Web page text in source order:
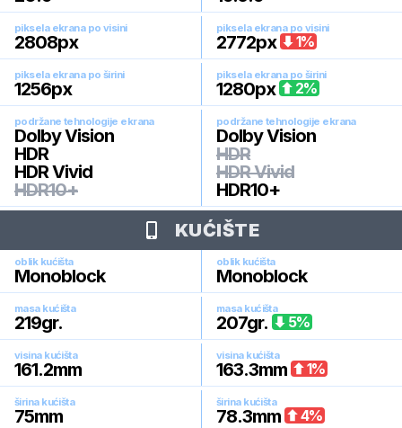
piksela ekrana po visini
2808px
piksela ekrana po visini
2772px 1%
piksela ekrana po širini
1256px
piksela ekrana po širini
1280px 2%
podržane tehnologije ekrana
Dolby Vision
HDR
HDR Vivid
HDR10+
podržane tehnologije ekrana
Dolby Vision
HDR
HDR Vivid
HDR10+
KUĆIŠTE
oblik kućišta
Monoblock
oblik kućišta
Monoblock
masa kućišta
219gr.
masa kućišta
207gr. 5%
visina kućišta
161.2mm
visina kućišta
163.3mm 1%
širina kućišta
75mm
širina kućišta
78.3mm 4%